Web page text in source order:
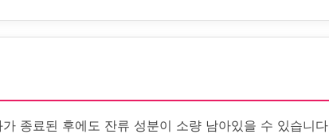
종료된 후에도 잔류 성분이 소량 남아있을 수 있습니